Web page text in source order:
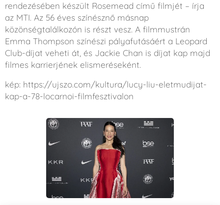
rendezésében készült Rosemead című filmjét – írja
az MTI. Az 56 éves színésznő másnap
közönségtalálkozón is részt vesz. A filmmustrán
Emma Thompson színészi pályafutásáért a Leopard
Club-díjat veheti át, és Jackie Chan is díjat kap majd
filmes karrierjének elismeréseként.
kép: https://ujszo.com/kultura/lucy-liu-eletmudijat-
kap-a-78-locarnoi-filmfesztivalon